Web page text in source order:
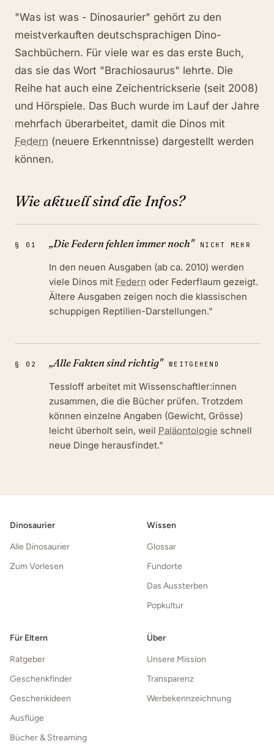
"Was ist was - Dinosaurier" gehört zu den
meistverkauften deutschsprachigen Dino-
Sachbüchern. Für viele war es das erste Buch,
das sie das Wort "Brachiosaurus" lehrte. Die
Reihe hat auch eine Zeichentrickserie (seit 2008)
und Hörspiele. Das Buch wurde im Lauf der Jahre
mehrfach überarbeitet, damit die Dinos mit
Federn (neuere Erkenntnisse) dargestellt werden
können.
Wie aktuell sind die Infos?
§ 01 „Die Federn fehlen immer noch" NICHT MEHR
In den neuen Ausgaben (ab ca. 2010) werden
viele Dinos mit Federn oder Federflaum gezeigt.
Ältere Ausgaben zeigen noch die klassischen
schuppigen Reptilien-Darstellungen."
§ 02 „Alle Fakten sind richtig" WEITGEHEND
Tessloff arbeitet mit Wissenschaftler:innen
zusammen, die die Bücher prüfen. Trotzdem
können einzelne Angaben (Gewicht, Grösse)
leicht überholt sein, weil Paläontologie schnell
neue Dinge herausfindet."
Dinosaurier
Alle Dinosaurier
Zum Vorlesen
Wissen
Glossar
Fundorte
Das Aussterben
Popkultur
Für Eltern
Ratgeber
Geschenkfinder
Geschenkideen
Ausflüge
Bücher & Streaming
Über
Unsere Mission
Transparenz
Werbekennzeichnung